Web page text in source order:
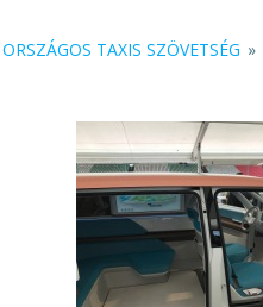
ORSZÁGOS TAXIS SZÖVETSÉG »